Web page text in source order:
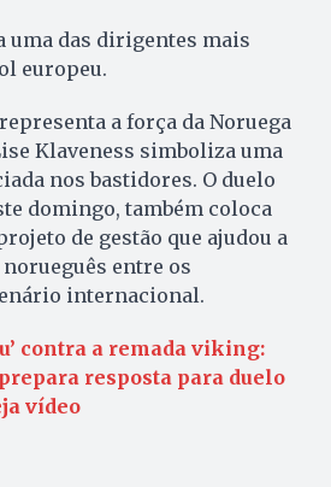
uma das dirigentes mais
europeu.
a força da Noruega
Klaveness simboliza uma
nos bastidores. O duelo
domingo, também coloca
de gestão que ajudou a
entre os
internacional.
contra a remada viking:
resposta para duelo
vídeo